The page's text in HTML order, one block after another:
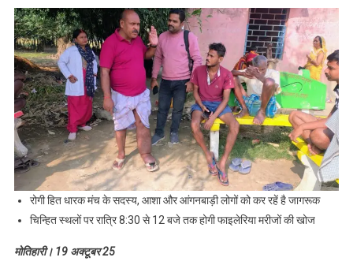
रोगी हित धारक मंच के सदस्य, आशा और आंगनबाड़ी लोगों को कर रहें है जागरूक
चिन्हित स्थलों पर रात्रि 8:30 से 12 बजे तक होगी फाइलेरिया मरीजों की खोज
मोतिहारी। 19 अक्टूबर 25